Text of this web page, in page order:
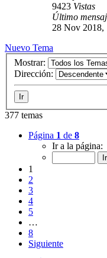
9423 Vistas
Último
28 Nov 2018,
Nuevo Tema
Mostrar:
Dirección:
377 temas
Página 1 de 8
Ir a la página:
1
2
3
4
5
…
8
Siguiente